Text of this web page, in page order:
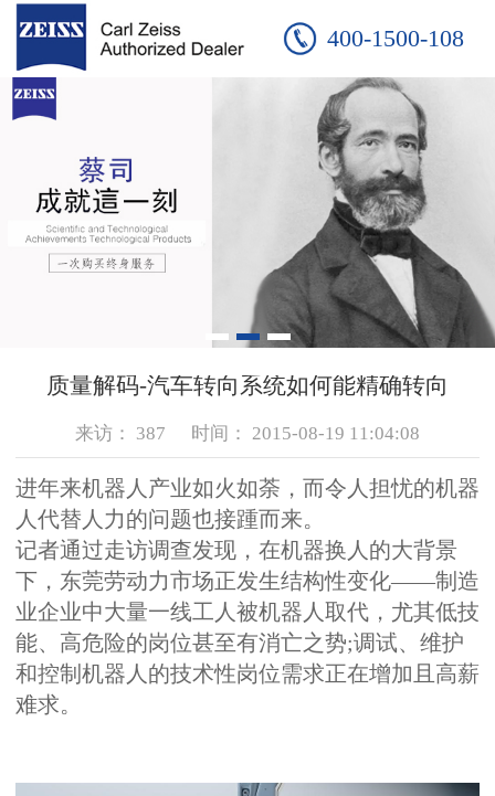
400-1500-108
质量解码-汽车转向系统如何能精确转向
来访： 387 时间： 2015-08-19 11:04:08
进年来机器人产业如火如荼，而令人担忧的机器
人代替人力的问题也接踵而来。
记者通过走访调查发现，在机器换人的大背景
下，东莞劳动力市场正发生结构性变化——制造
业企业中大量一线工人被机器人取代，尤其低技
能、高危险的岗位甚至有消亡之势;调试、维护
和控制机器人的技术性岗位需求正在增加且高薪
难求。